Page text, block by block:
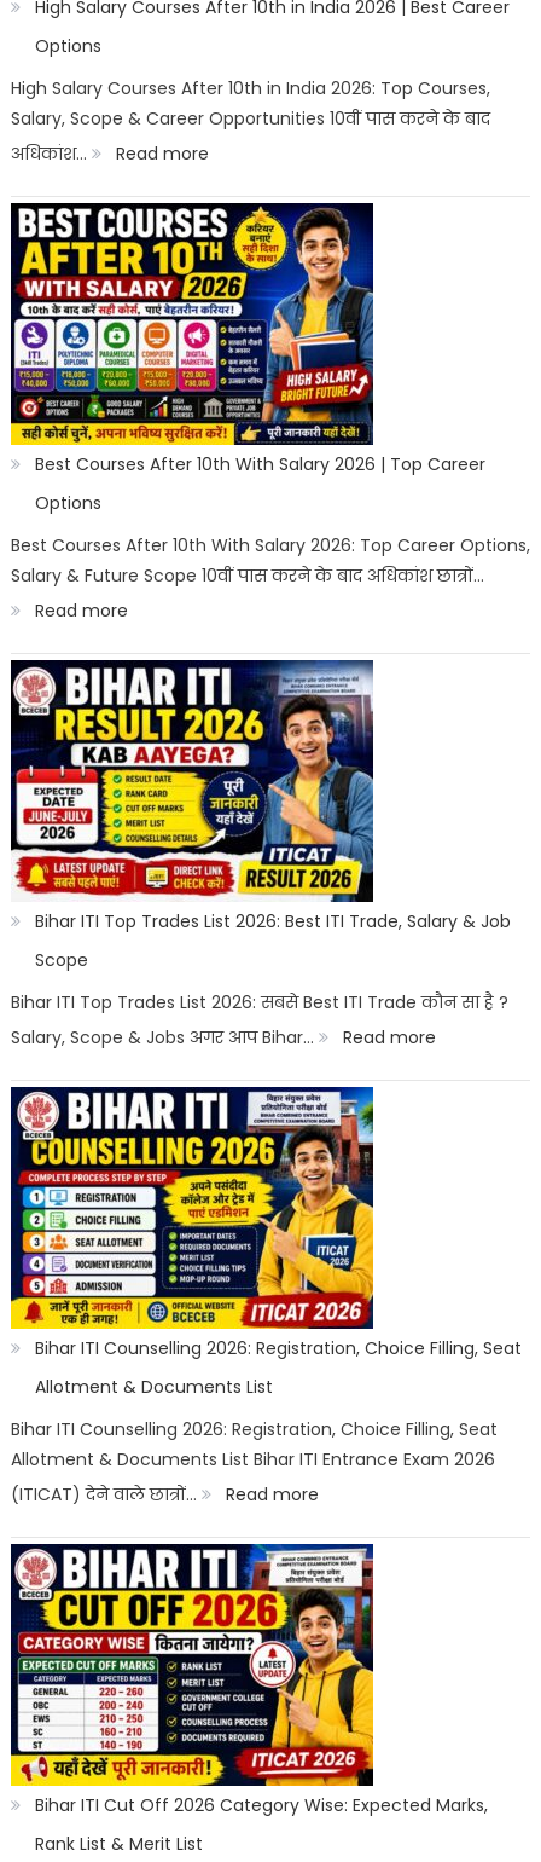
High Salary Courses After 10th in India 2026 | Best Career
Options
High Salary Courses After 10th in India 2026: Top Courses,
Salary, Scope & Career Opportunities 10वीं पास करने के बाद
अधिकांश…
Read more:
High
Salary
Courses
After
10th
in
India
2026
Best
Career
Best Courses After 10th With Salary 2026 | Top Career
Options
Best Courses After 10th With Salary 2026: Top Career Options,
Salary & Future Scope 10वीं पास करने के बाद अधिकांश छात्रों…
Read more:
Best
Courses
After
10th
With
Salary
2026
|
Career
Options
Bihar ITI Top Trades List 2026: Best ITI Trade, Salary & Job
Scope
Bihar ITI Top Trades List 2026: सबसे Best ITI Trade कौन सा है ?
Salary, Scope & Jobs अगर आप Bihar…
Read more:
Bihar
ITI
Salary
&
Scope
Bihar ITI Counselling 2026: Registration, Choice Filling, Seat
Allotment & Documents List
Bihar ITI Counselling 2026: Registration, Choice Filling, Seat
Allotment & Documents List Bihar ITI Entrance Exam 2026
(ITICAT) देने वाले छात्रों…
Read more:
Bihar
ITI
Counselling
2026:
Registration,
Choice
Filling,
Seat
Bihar ITI Cut Off 2026 Category Wise: Expected Marks,
Rank List & Merit List